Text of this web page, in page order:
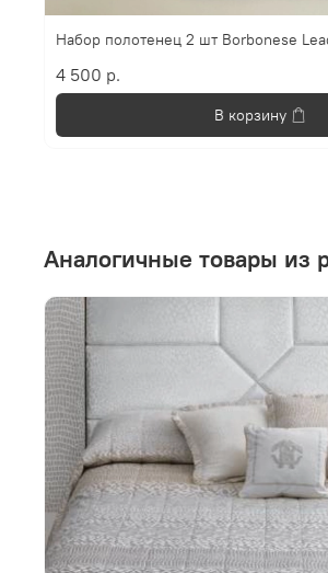
Набор полотенец 2 шт Borbonese
4 500 р.
В корзину
Аналогичные товары из